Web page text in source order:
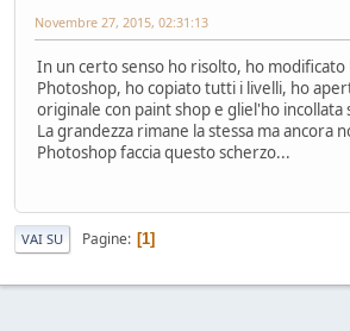
Novembre 27, 2015, 02:31:13
In un certo senso ho risolto, ho modificato
Photoshop, ho copiato tutti i livelli, ho
originale con paint shop e gliel'ho incollata
La grandezza rimane la stessa ma ancora
Photoshop faccia questo scherzo...
VAI SU Pagine 1